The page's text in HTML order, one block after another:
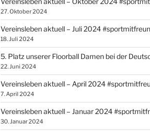
27. Oktober 2024
Vereinsleben aktuell – Juli 2024
18. Juli 2024
5. Platz unserer Floorball Damen bei der
22. Juni 2024
Vereinsleben aktuell – April 2024
7. April 2024
Vereinsleben aktuell – Januar 2024
30. Januar 2024